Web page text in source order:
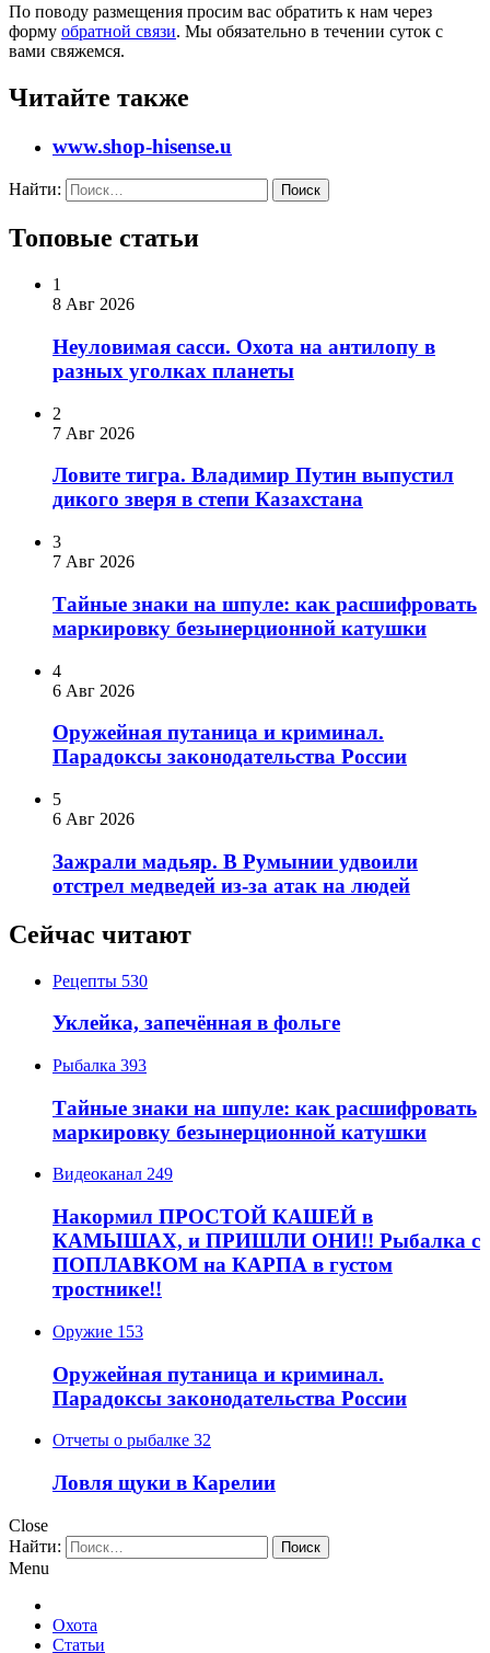
По поводу размещения просим вас обратить к нам через
форму обратной связи. Мы обязательно в течении суток с
вами свяжемся.
Читайте также
www.shop-hisense.u
Найти:
Топовые статьи
1
8 Авг 2026
Неуловимая сасси. Охота на антилопу в
разных уголках планеты
2
7 Авг 2026
Ловите тигра. Владимир Путин выпустил
дикого зверя в степи Казахстана
3
7 Авг 2026
Тайные знаки на шпуле: как расшифровать
маркировку безынерционной катушки
4
6 Авг 2026
Оружейная путаница и криминал.
Парадоксы законодательства России
5
6 Авг 2026
Зажрали мадьяр. В Румынии удвоили
отстрел медведей из-за атак на людей
Сейчас читают
Рецепты 530
Уклейка, запечённая в фольге
Рыбалка 393
Тайные знаки на шпуле: как расшифровать
маркировку безынерционной катушки
Видеоканал 249
Накормил ПРОСТОЙ КАШЕЙ в
КАМЫШАХ, и ПРИШЛИ ОНИ!! Рыбалка с
ПОПЛАВКОМ на КАРПА в густом
тростнике!!
Оружие 153
Оружейная путаница и криминал.
Парадоксы законодательства России
Отчеты о рыбалке 32
Ловля щуки в Карелии
Close
Найти:
Menu
Охота
Статьи